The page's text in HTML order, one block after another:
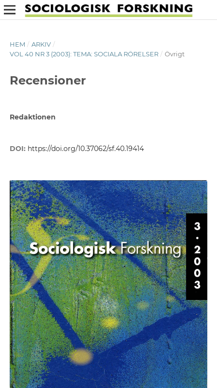
HEM / ARKIV /
VOL 40 NR 3 (2003): TEMA: SOCIALA RÖRELSER / Övrigt
Recensioner
Redaktionen
DOI: https://doi.org/10.37062/sf.40.19414